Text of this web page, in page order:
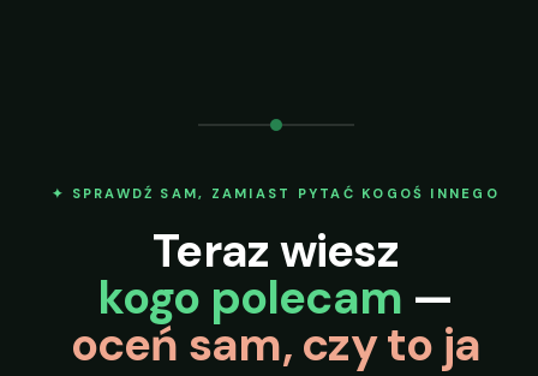
✦ SPRAWDŹ SAM, ZAMIAST PYTAĆ KOGOŚ INNEGO
Teraz wiesz
kogo polecam —
oceń sam, czy to ja